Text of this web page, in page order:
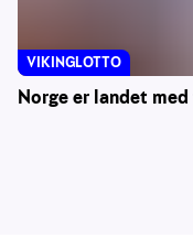
Norge er landet
VIKINGLOTTO